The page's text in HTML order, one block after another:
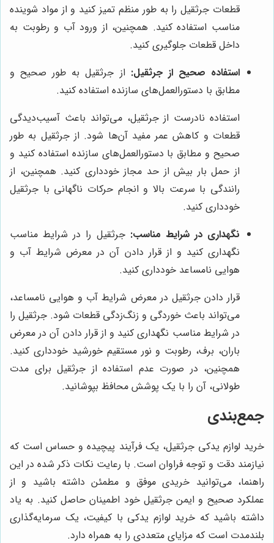
قطعات جرثقیل را به طور منظم تمیز کنید و از مواد شوینده
مناسب استفاده کنید. همچنین، از ورود آب و رطوبت به
داخل قطعات جلوگیری کنید.
استفاده صحیح از جرثقیل: از جرثقیل به طور صحیح و
مطابق با دستورالعمل‌های سازنده استفاده کنید.
استفاده نادرست از جرثقیل، می‌تواند باعث آسیب‌دیدگی
قطعات و کاهش عمر مفید آن‌ها شود. از جرثقیل به طور
صحیح و مطابق با دستورالعمل‌های سازنده استفاده کنید و
از حمل بار بیش از حد مجاز خودداری کنید. همچنین، از
رانندگی با سرعت بالا و انجام حرکات ناگهانی با جرثقیل
خودداری کنید.
نگهداری در شرایط مناسب: جرثقیل را در شرایط مناسب
نگهداری کنید و از قرار دادن آن در معرض شرایط آب و
هوایی نامساعد خودداری کنید.
قرار دادن جرثقیل در معرض شرایط آب و هوایی نامساعد،
می‌تواند باعث خوردگی و زنگ‌زدگی قطعات شود. جرثقیل را
در شرایط مناسب نگهداری کنید و از قرار دادن آن در معرض
باران، برف، رطوبت و نور مستقیم خورشید خودداری کنید.
همچنین، در صورت عدم استفاده از جرثقیل برای مدت
طولانی، آن را با یک پوشش محافظ بپوشانید.
جمع‌بندی
خرید لوازم یدکی جرثقیل، یک فرآیند پیچیده و حساس است که
نیازمند دقت و توجه فراوان است. با رعایت نکات ذکر شده در این
راهنما، می‌توانید خریدی موفق و مطمئن داشته باشید و از
عملکرد صحیح و ایمن جرثقیل خود اطمینان حاصل کنید. به یاد
داشته باشید که خرید لوازم یدکی با کیفیت، یک سرمایه‌گذاری
بلندمدت است که مزایای متعددی را به همراه دارد.